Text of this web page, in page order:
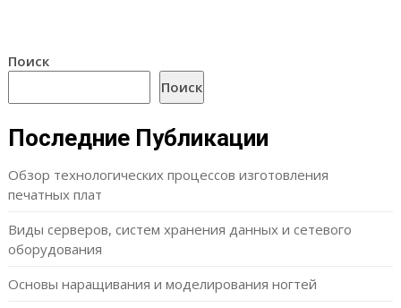
Поиск
Поиск
Последние Публикации
Обзор технологических процессов изготовления
печатных плат
Виды серверов, систем хранения данных и сетевого
оборудования
Основы наращивания и моделирования ногтей